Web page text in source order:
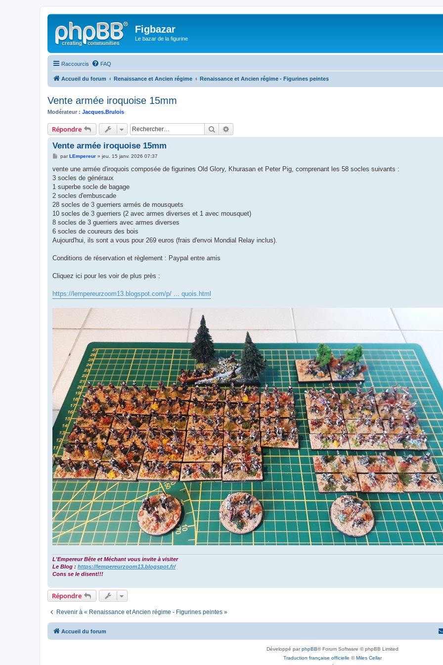
Figbazar
Le bazar de la figurine
Raccourcis FAQ
Accueil du forum Renaissance et Ancien régime Renaissance et Ancien régime - Figurines peintes
Vente armée iroquoise 15mm
Modérateur : Jacques.Brulois
Répondre Rechercher
Vente armée iroquoise 15mm
M
s
a
g
parLEmpereur» jeu. 15 janv. 2026 07:37
vente une armée d'iroquois composée de figurines Old Glory, Khurasan et Peter Pig, comprenant les 58 socles suivants :
3 socles de généraux
1 superbe socle de bagage
2 socles d'embuscade
28 socles de 3 guerriers armés de mousquets
10 socles de 3 guerriers (2 avec armes diverses et 1 avec mousquet)
8 socles de 3 guerriers avec armes diverses
6 socles de coureurs des bois
Aujourd'hui, ils sont a vous pour 269 euros (frais d'envoi Mondial Relay inclus).
Conditions de réservation et règlement : Paypal entre amis
Cliquez ici pour les voir de plus près :
https://lempereurzoom13.blogspot.com/p/ ... quois.html
L'Empereur Bête et Méchant vous invite à visiter
Le Blog : https://lempereurzoom13.blogspot.fr/
Cons se le disent!!!
Répondre
Revenir à « Renaissance et Ancien régime - Figurines peintes »
Accueil du forum
Développé parphpBB® Forum Software © phpBB Limited
Traduction française officielle ©Miles Cellar